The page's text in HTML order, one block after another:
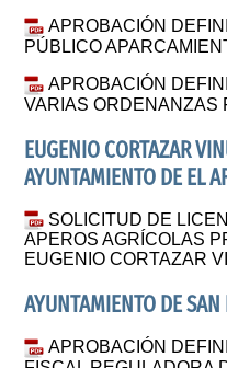
APROBACIÓN
PÚBLICO
APROBACIÓN
VARIAS ORDENANZAS
EUGENIO CORTAZAR
AYUNTAMIENTO DE EL
SOLICITUD DE
APEROS AGRÍCOLAS
EUGENIO CORTAZAR
AYUNTAMIENTO DE SAN
APROBACIÓN